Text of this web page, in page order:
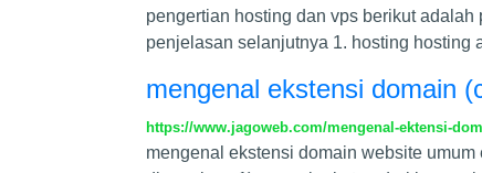
pengertian hosting dan vps berikut
penjelasan selanjutnya 1. hosting
mengenal ekstensi domain
https://www.jagoweb.com/mengenal-ektensi-
mengenal ekstensi domain website